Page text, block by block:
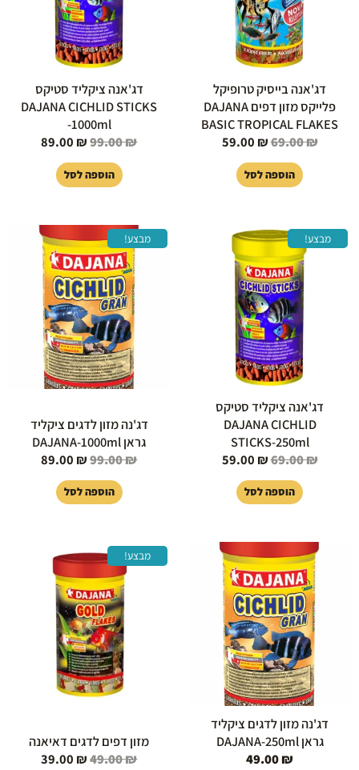
דג'אנה בייסיק טרופיקל
פלייקס מזון דפים DAJANA
BASIC TROPICAL FLAKES
69.00₪
59.00 ₪
הוספה לסל
דג'אנה ציקליד סטיקס
DAJANA CICHLID STICKS
-1000ml
99.00₪
89.00 ₪
הוספה לסל
מבצע!
דג'אנה ציקליד סטיקס
DAJANA CICHLID
STICKS-250ml
69.00₪
המחיר
המקורי
היה:
69.00 ₪.
59.00 ₪
הוספה לסל
מבצע!
דג'נה מזון לדגים ציקליד
גראן DAJANA-1000ml
99.00₪
המחיר
המקורי
היה:
99.00 ₪.
89.00 ₪
המחיר
הנוכחי
הוספה לסל
דג'נה מזון לדגים ציקליד
גראן DAJANA-250ml
49.00₪
מבצע!
מזון דפים לדגים דאיאנה
49.00₪
המחיר
המקורי
היה:
49.00 ₪.
39.00 ₪